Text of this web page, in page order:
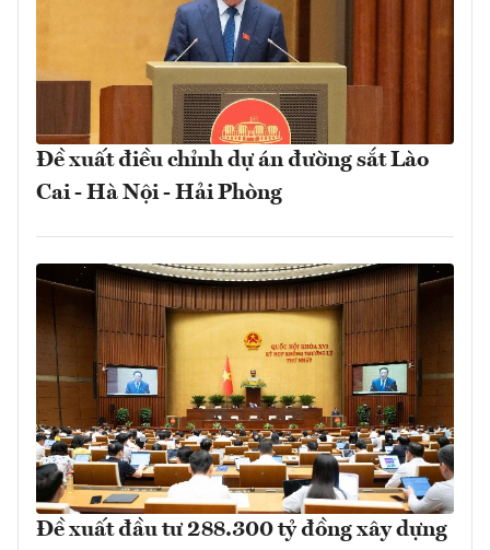
Đề xuất điều chỉnh dự án đường sắt Lào
Cai - Hà Nội - Hải Phòng
Đề xuất đầu tư 288.300 tỷ đồng xây dựng